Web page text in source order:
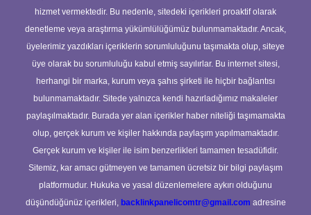
hizmet vermektedir. Bu nedenle, sitedeki içerikleri proaktif olarak
denetleme veya araştırma yükümlülüğümüz bulunmamaktadır. Ancak,
üyelerimiz yazdıkları içeriklerin sorumluluğunu taşımakta olup, siteye
üye olarak bu sorumluluğu kabul etmiş sayılırlar. Bu internet sitesi,
herhangi bir marka, kurum veya şahıs şirketi ile hiçbir bağlantısı
bulunmamaktadır. Sitede yalnızca kendi hazırladığımız makaleler
paylaşılmaktadır. Burada yer alan içerikler haber niteliği taşımamakta
olup, gerçek kurum ve kişiler hakkında paylaşım yapılmamaktadır.
Gerçek kurum ve kişiler ile isim benzerlikleri tamamen tesadüfidir.
Sitemiz, kar amacı gütmeyen ve tamamen ücretsiz bir bilgi paylaşım
platformudur. Hukuka ve yasal düzenlemelere aykırı olduğunu
düşündüğünüz içerikleri, backlinkpanelicomtr@gmail.com adresine